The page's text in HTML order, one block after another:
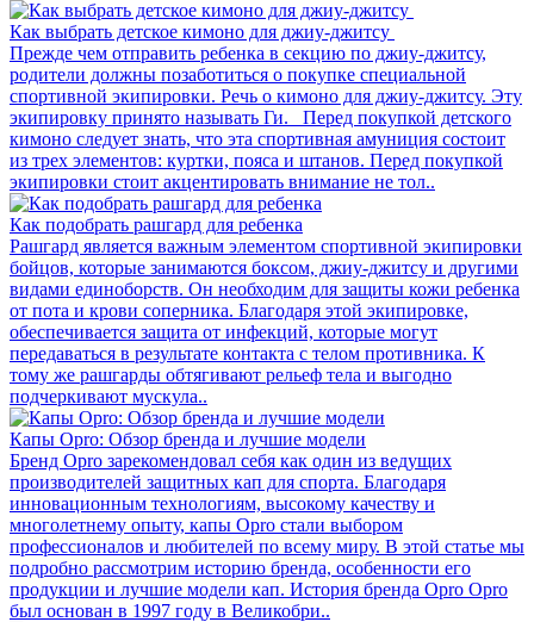
Как выбрать детское кимоно для джиу-джитсу
Прежде чем отправить ребенка в секцию по джиу-джитсу,
родители должны позаботиться о покупке специальной
спортивной экипировки. Речь о кимоно для джиу-джитсу. Эту
экипировку принято называть Ги. Перед покупкой детского
кимоно следует знать, что эта спортивная амуниция состоит
из трех элементов: куртки, пояса и штанов. Перед покупкой
экипировки стоит акцентировать внимание не тол..
Как подобрать рашгард для ребенка
Рашгард является важным элементом спортивной экипировки
бойцов, которые занимаются боксом, джиу-джитсу и другими
видами единоборств. Он необходим для защиты кожи ребенка
от пота и крови соперника. Благодаря этой экипировке,
обеспечивается защита от инфекций, которые могут
передаваться в результате контакта с телом противника. К
тому же рашгарды обтягивают рельеф тела и выгодно
подчеркивают мускула..
Капы Opro: Обзор бренда и лучшие модели
Бренд Opro зарекомендовал себя как один из ведущих
производителей защитных кап для спорта. Благодаря
инновационным технологиям, высокому качеству и
многолетнему опыту, капы Opro стали выбором
профессионалов и любителей по всему миру. В этой статье мы
подробно рассмотрим историю бренда, особенности его
продукции и лучшие модели кап. История бренда Opro Opro
был основан в 1997 году в Великобри..